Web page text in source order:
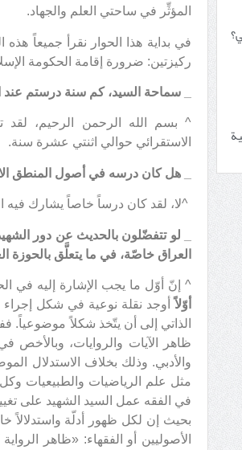
المؤثِّر في ساحتي العلم والجهاد.
في بداية هذا الحوار نقرأ جميعاً
ركيزتين: ضرورة إقامة الحكومة
سماحة السيد، كم سنة درستم عند
^ بسم الله الرحمن الرحيم،
الاستقرائي حوالي اثنتي عشرة سنة.
هل كان درسه في أصول المنطق
^لا، لقد كان درساً خاصاً يشارك فيه
لو تتفضّلون بالحديث عن دور
العراق خاصّة، في ما يتعلَّق بالحوزة
^ إنّ أوّل ما يجب الإشارة إليه في
أوّلاًأوجد نقلة نوعية في شكل إجراء
الذاتي إلى أن يتّخذ شكلاً موضوعياً.
ظاهر الآيات والروايات،
والأدبي. وذلك بخلاف الاستدلال
مثل علم الرياضيات والطبيعيات
في الفقه عمل السيد الشهيد على
بحيث إن لكل ظهور أدلّة واستدلالاً
الأصوليين أو الفقهاء: «ظاهر